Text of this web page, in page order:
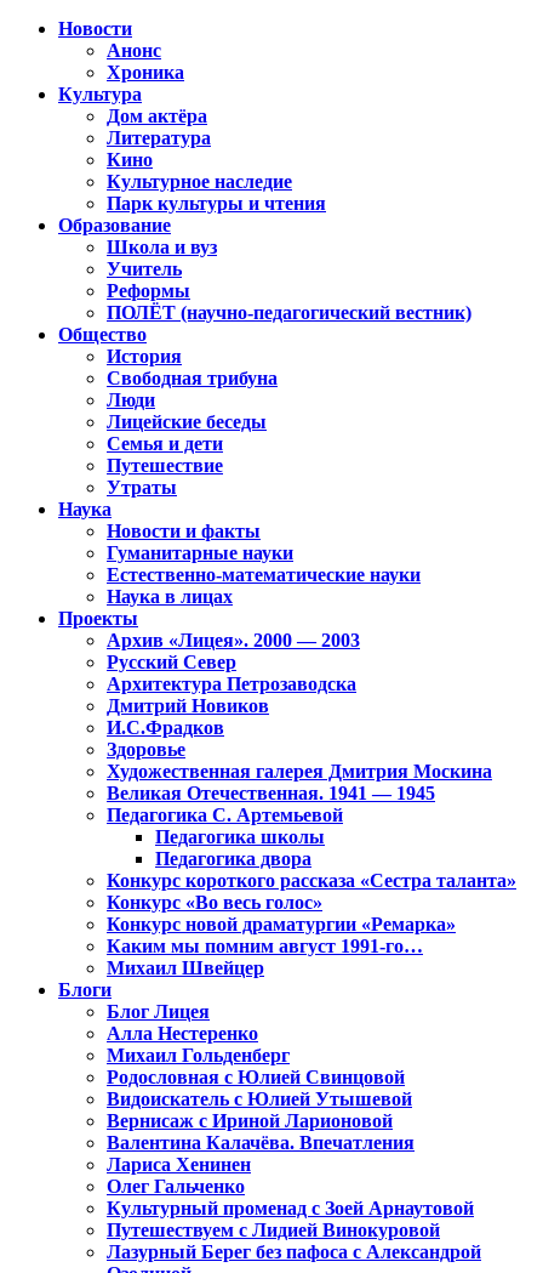
Новости
Анонс
Хроника
Культура
Дом актёра
Литература
Кино
Культурное наследие
Парк культуры и чтения
Образование
Школа и вуз
Учитель
Реформы
ПОЛЁТ (научно-педагогический вестник)
Общество
История
Свободная трибуна
Люди
Лицейские беседы
Семья и дети
Путешествие
Утраты
Наука
Новости и факты
Гуманитарные науки
Естественно-математические науки
Наука в лицах
Проекты
Архив «Лицея». 2000 — 2003
Русский Север
Архитектура Петрозаводска
Дмитрий Новиков
И.С.Фрадков
Здоровье
Художественная галерея Дмитрия Москина
Великая Отечественная. 1941 — 1945
Педагогика С. Артемьевой
Педагогика школы
Педагогика двора
Конкурс короткого рассказа «Сестра таланта»
Конкурс «Во весь голос»
Конкурс новой драматургии «Ремарка»
Каким мы помним август 1991-го…
Михаил Швейцер
Блоги
Блог Лицея
Алла Нестеренко
Михаил Гольденберг
Родословная с Юлией Свинцовой
Видоискатель с Юлией Утышевой
Вернисаж с Ириной Ларионовой
Валентина Калачёва. Впечатления
Лариса Хенинен
Олег Гальченко
Культурный променад с Зоей Арнаутовой
Путешествуем с Лидией Винокуровой
Лазурный Берег без пафоса с Александрой